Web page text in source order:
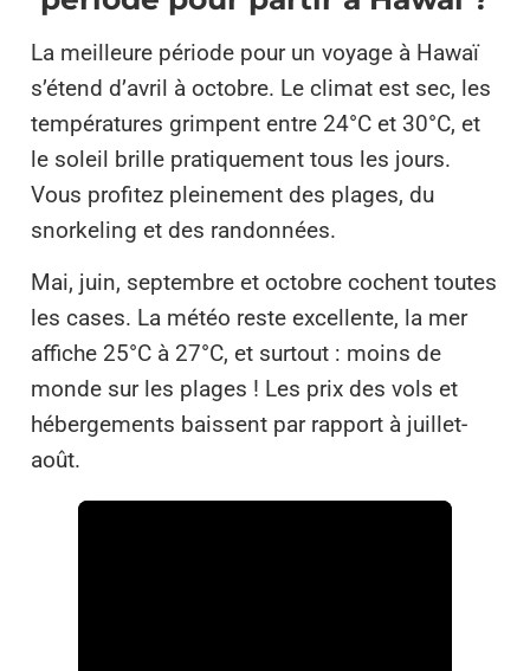
La meilleure période pour un voyage à Hawaï
s’étend d’avril à octobre. Le climat est sec, les
températures grimpent entre 24°C et 30°C, et
le soleil brille pratiquement tous les jours.
Vous profitez pleinement des plages, du
snorkeling et des randonnées.
Mai, juin, septembre et octobre cochent toutes
les cases. La météo reste excellente, la mer
affiche 25°C à 27°C, et surtout : moins de
monde sur les plages ! Les prix des vols et
hébergements baissent par rapport à juillet-
août.